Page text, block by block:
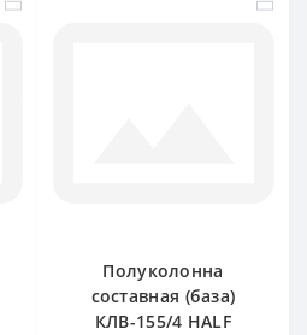
Полуколонна
составная (база)
КЛВ-155/4 HALF